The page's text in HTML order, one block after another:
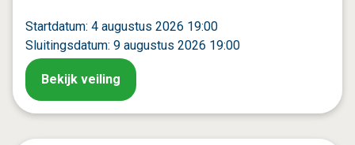
Startdatum: 4 augustus 2026 19:00
Sluitingsdatum: 9 augustus 2026 19:00
Bekijk veiling